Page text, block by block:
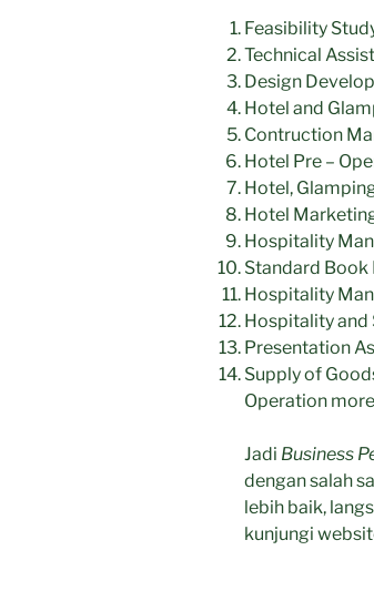
Feasibility
Technical
Design
Hotel and
Contruction
Hotel Pre –
Hotel,
Hotel
Hospitality
Standard
Hospitality
Hospitality and
Presentation
Supply of
Operation
Jadi Business
dengan salah
lebih baik,
kunjungi